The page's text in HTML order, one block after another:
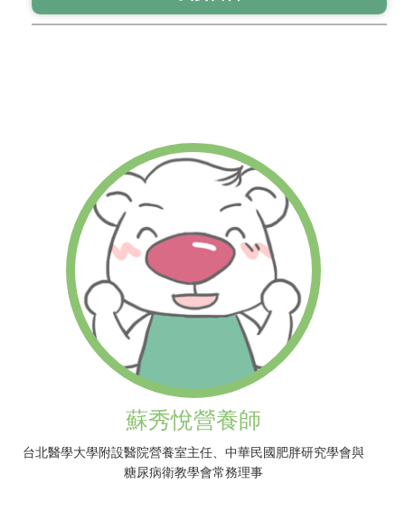
蘇秀悅營養師
台北醫學大學附設醫院營養室主任、中華民國肥胖研究學會與
糖尿病衛教學會常務理事